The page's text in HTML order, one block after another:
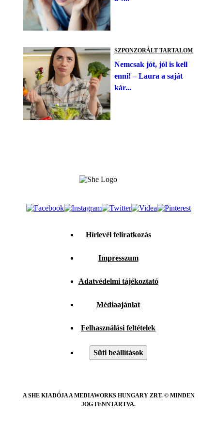
SZPONZORÁLT TARTALOM
Nemcsak jót, jól is kell
enni! – Laura a saját
kár...
Hírlevél feliratkozás
Impresszum
Adatvédelmi tájékoztató
Médiaajánlat
Felhasználási feltételek
Süti beállítások
A SHE KIADÓJA A MEDIAWORKS HUNGARY ZRT. © MINDEN
JOG FENNTARTVA.